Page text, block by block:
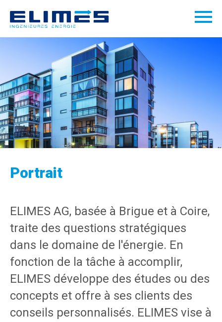
Portrait
ELIMES AG, basée à Brigue et à Coire,
traite des questions stratégiques
dans le domaine de l'énergie. En
fonction de la tâche à accomplir,
ELIMES développe des études ou des
concepts et offre à ses clients des
conseils personnalisés. ELIMES vise à